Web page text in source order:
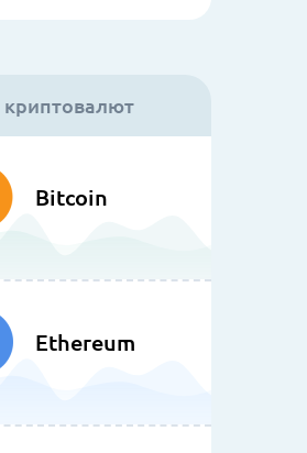
Bitcoin
Ethereum